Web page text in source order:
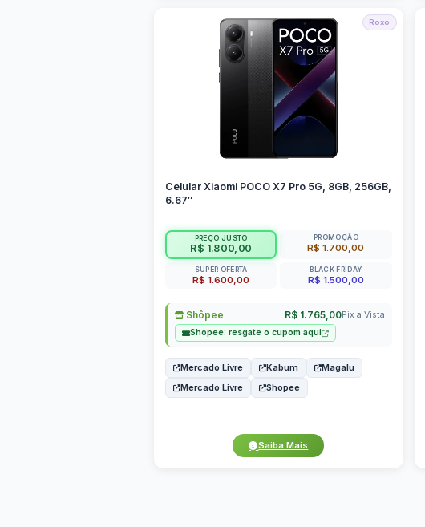
Roxo
Celular Xiaomi POCO X7 Pro 5G, 8GB, 256GB,
6.67″
PREÇO JUSTO
R$ 1.800,00
PROMOÇÃO
R$ 1.700,00
SUPER OFERTA
R$ 1.600,00
BLACK FRIDAY
R$ 1.500,00
Shôpee R$ 1.765,00Pix a Vista
Shopee: resgate o cupom aqui
Mercado Livre Kabum
Magalu
Mercado Livre
Shopee
Saiba Mais